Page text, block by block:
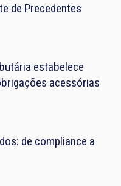
de Precedentes
estabelece
acessórias
de compliance a